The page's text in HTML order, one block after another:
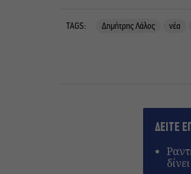
TAGS: Δημήτρης Λάλος νέα
ΔΕΙΤΕ